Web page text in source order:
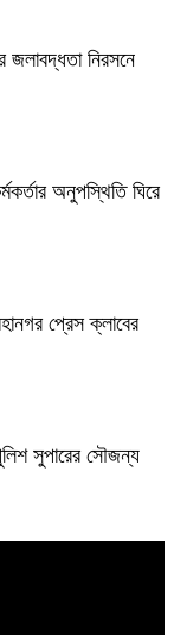
জলাবদ্ধতা নিরসনে
অনুপস্থিতি ঘিরে
প্রেস ক্লাবের
সুপারের সৌজন্য